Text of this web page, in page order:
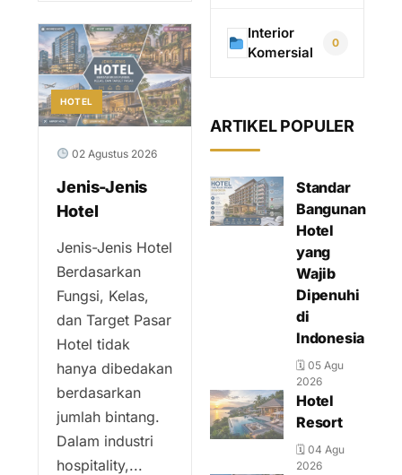
HOTEL
02 Agustus 2026
Jenis-Jenis
Hotel
Jenis-Jenis Hotel
Berdasarkan
Fungsi, Kelas,
dan Target Pasar
Hotel tidak
hanya dibedakan
berdasarkan
jumlah bintang.
Dalam industri
hospitality,...
Interior
Komersial
0
ARTIKEL POPULER
Standar
Bangunan
Hotel
yang
Wajib
Dipenuhi
di
Indonesia
🗓 05 Agu
2026
Hotel
Resort
🗓 04 Agu
2026